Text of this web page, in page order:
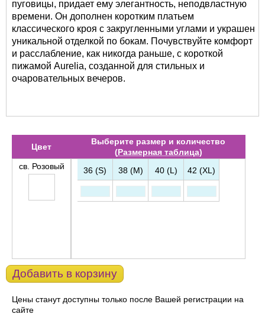
пуговицы, придает ему элегантность, неподвластную
времени. Он дополнен коротким платьем
классического кроя с закругленными углами и украшен
уникальной отделкой по бокам. Почувствуйте комфорт
и расслабление, как никогда раньше, с короткой
пижамой Aurelia, созданной для стильных и
очаровательных вечеров.
Цвет
Выберите размер и количество
(Размерная таблица)
св. Розовый
36 (S) 38 (M) 40 (L) 42 (XL)
Добавить в корзину
Цены станут доступны только после Вашей регистрации на
сайте